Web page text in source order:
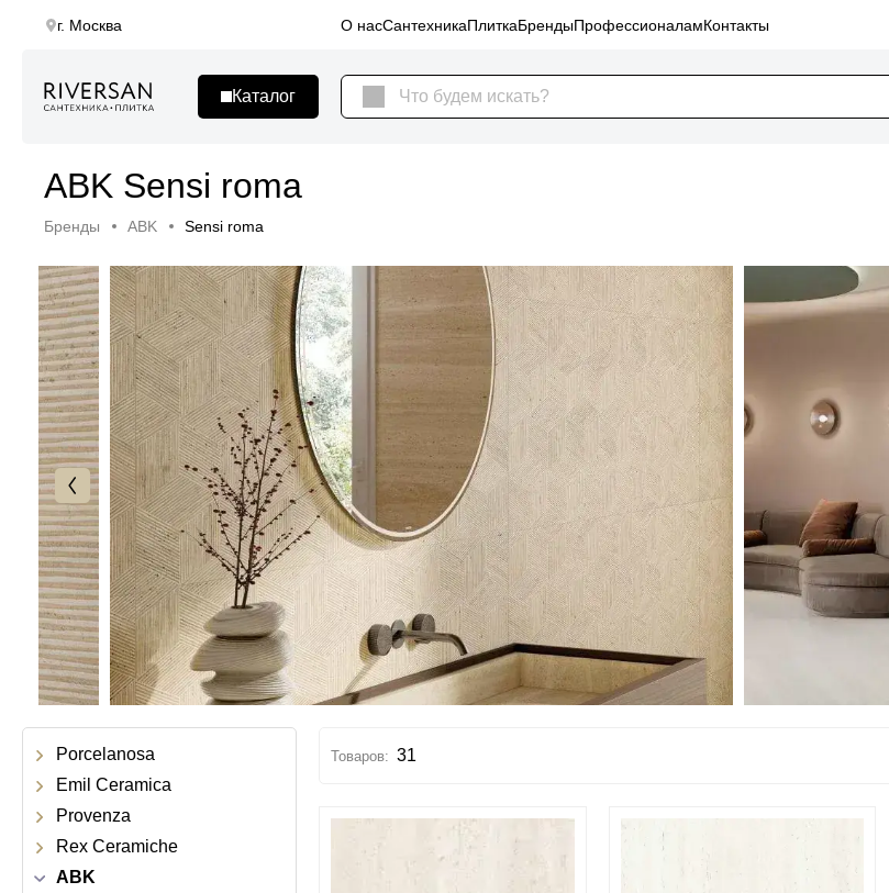
г. Москва О насСантехникаПлиткаБрендыПрофессионаламКонтакты
ABK Sensi roma
Бренды ABK Sensi roma
Porcelanosa
Emil Ceramica
Provenza
Rex Ceramiche
ABK
31